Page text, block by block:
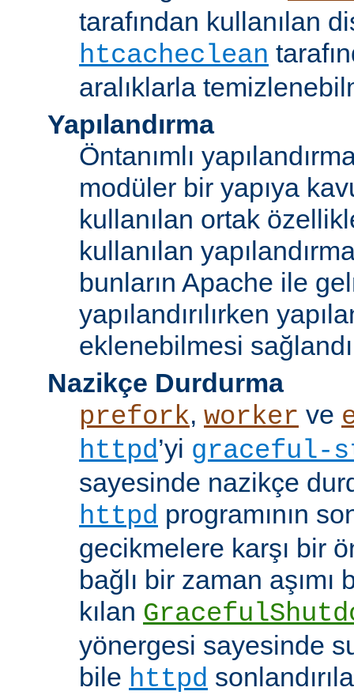
tarafından kullanılan
htcacheclean
aralıklarla
Yapılandırma
Öntanımlı
modüler bir yapıya
kullanılan ortak
kullanılan
bunların Apache ile
yapılandırılırken
eklenebilmesi
Nazikçe Durdurma
prefork, worker ve
httpd’yi graceful-
sayesinde nazikçe
httpd programının
gecikmelere karşı bir
bağlı bir zaman
kılan
yönergesi sayesinde
bile httpd